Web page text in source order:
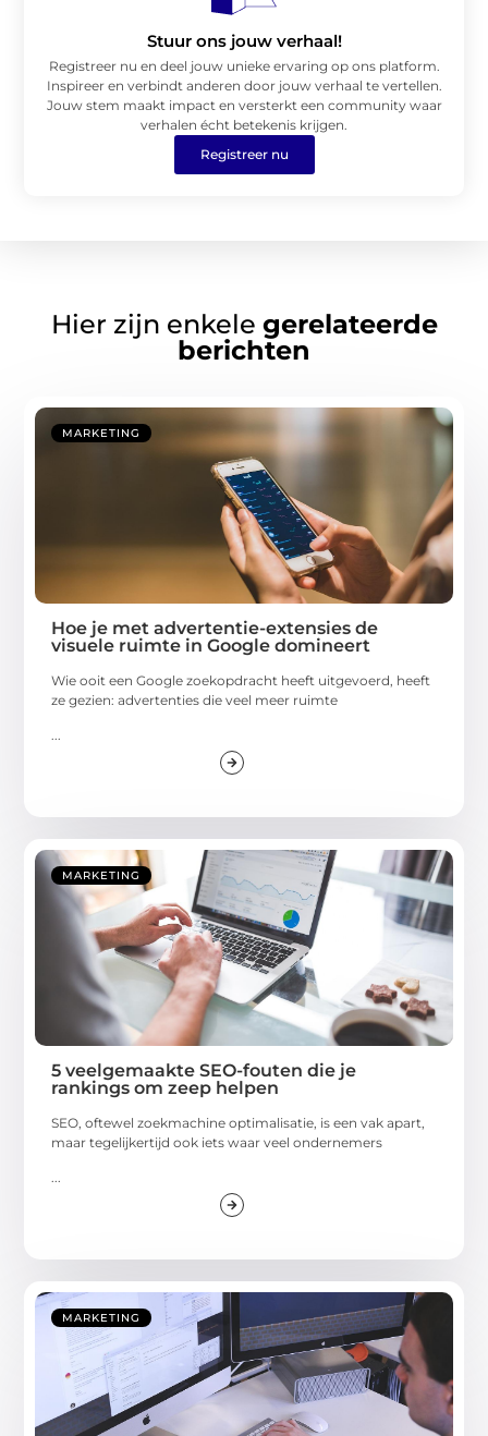
Stuur ons jouw verhaal!
Registreer nu en deel jouw unieke ervaring op ons platform.
Inspireer en verbindt anderen door jouw verhaal te vertellen.
Jouw stem maakt impact en versterkt een community waar
verhalen écht betekenis krijgen.
Registreer nu
Hier zijn enkele gerelateerde
berichten
MARKETING
Hoe je met advertentie-extensies de
visuele ruimte in Google domineert
Wie ooit een Google zoekopdracht heeft uitgevoerd, heeft
ze gezien: advertenties die veel meer ruimte
...
MARKETING
5 veelgemaakte SEO-fouten die je
rankings om zeep helpen
SEO, oftewel zoekmachine optimalisatie, is een vak apart,
maar tegelijkertijd ook iets waar veel ondernemers
...
MARKETING